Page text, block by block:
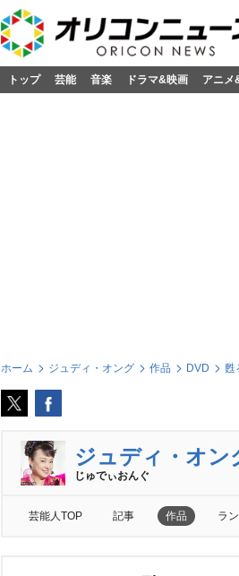
トップ 芸能 音楽 ドラマ&映画 アニメ
ホーム ジュディ・オング 作品 DVD 甦
ジュディ・オン
じゅでぃおんぐ
芸能人TOP 記事 作品 ラ